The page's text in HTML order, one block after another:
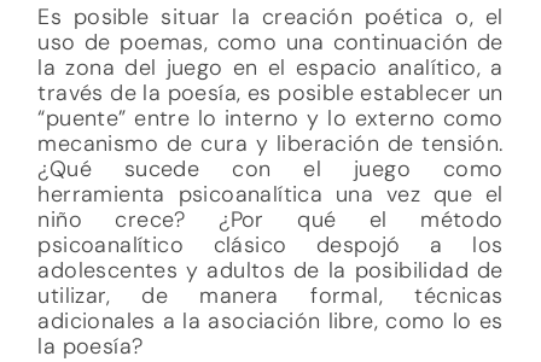
Es posible situar la creación poética o, el
uso de poemas, como una continuación de
la zona del juego en el espacio analítico, a
través de la poesía, es posible establecer un
“puente” entre lo interno y lo externo como
mecanismo de cura y liberación de tensión.
¿Qué sucede con el juego como
herramienta psicoanalítica una vez que el
niño crece? ¿Por qué el método
psicoanalítico clásico despojó a los
adolescentes y adultos de la posibilidad de
utilizar, de manera formal, técnicas
adicionales a la asociación libre, como lo es
la poesía?